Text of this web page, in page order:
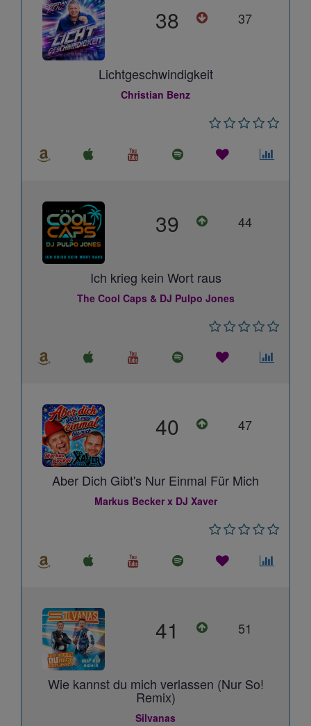
38 37
Lichtgeschwindigkeit
Christian Benz
39 44
Ich krieg kein Wort raus
The Cool Caps & DJ Pulpo Jones
40 47
Aber Dich Gibt's Nur Einmal Für Mich
Markus Becker x DJ Xaver
41 51
Wie kannst du mich verlassen (Nur So!
Remix)
Silvanas